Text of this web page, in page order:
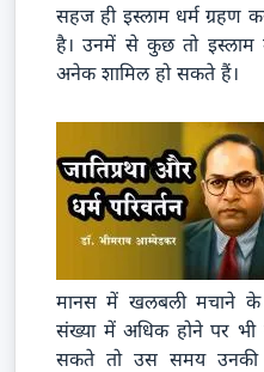
सहज ही इस्लाम धर्म ग्रहण
है। उनमें से कुछ तो
अनेक शामिल हो सकते हैं।
मानस में खलबली मचाने के
संख्या में अधिक होने पर भी
सकते तो उस समय उनकी